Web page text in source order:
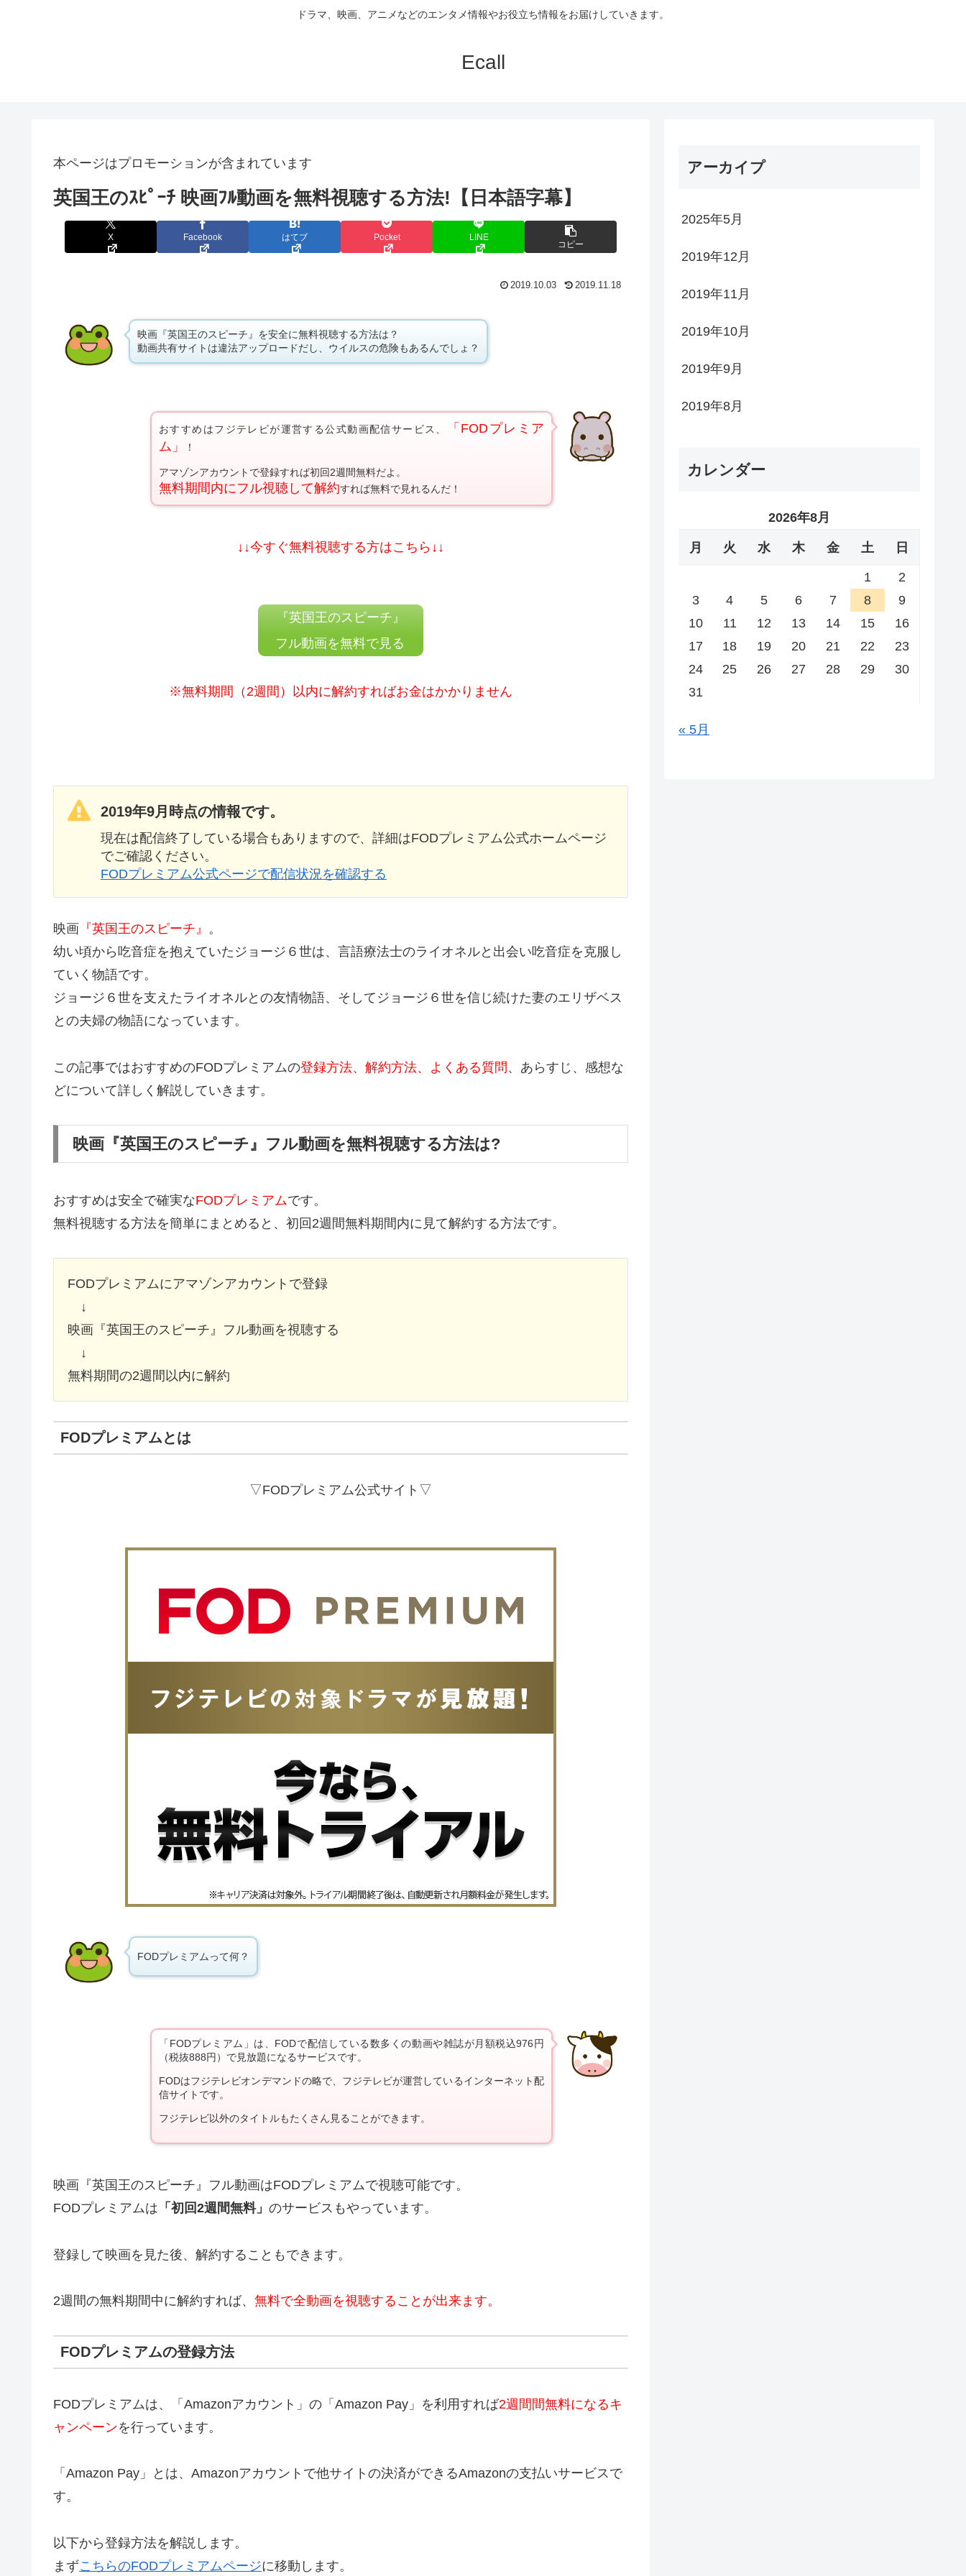
ドラマ、映画、アニメなどのエンタメ情報やお役立ち情報をお届けしていきます。
Ecall
本ページはプロモーションが含まれています
英国王のｽﾋﾟｰﾁ 映画ﾌﾙ動画を無料視聴する方法!【日本語字幕】
X Facebook はてブ Pocket LINE
コピー
2019.10.03 2019.11.18
映画『英国王のスピーチ』を安全に無料視聴する方法は？
動画共有サイトは違法アップロードだし、ウイルスの危険もあるんでしょ？
おすすめはフジテレビが運営する公式動画配信サービス、
「FODプレミア
ム」
！
アマゾンアカウントで登録すれば初回2週間無料だよ。
無料期間内にフル視聴して解約すれば無料で見れるんだ！
↓↓今すぐ無料視聴する方はこちら↓↓
『英国王のスピーチ』
フル動画を無料で見る
※無料期間（2週間）以内に解約すればお金はかかりません
2019年9月時点の情報です。
現在は配信終了している場合もありますので、詳細はFODプレミアム公式ホームページ
でご確認ください。
FODプレミアム公式ページで配信状況を確認する
映画 『英国王のスピーチ』 。
幼い頃から吃音症を抱えていたジョージ６世は、言語療法士のライオネルと出会い吃音症を克服し
ていく物語です。
ジョージ６世を支えたライオネルとの友情物語、そしてジョージ６世を信じ続けた妻のエリザベス
との夫婦の物語になっています。
この記事ではおすすめのFODプレミアムの登録方法、解約方法、よくある質問 、あらすじ、感想な
どについて詳しく解説していきます。
映画『英国王のスピーチ』フル動画を無料視聴する方法は?
おすすめは安全で確実なFODプレミアムです。
無料視聴する方法を簡単にまとめると、初回2週間無料期間内に見て解約する方法です。
FODプレミアムにアマゾンアカウントで登録
↓
映画『英国王のスピーチ』フル動画を視聴する
↓
無料期間の2週間以内に解約
FODプレミアムとは
▽FODプレミアム公式サイト▽
FODプレミアムって何？
「FODプレミアム」は、FODで配信している数多くの動画や雑誌が月額税込976円
（税抜888円）で見放題になるサービスです。
FODはフジテレビオンデマンドの略で、フジテレビが運営しているインターネット配
信サイトです。
フジテレビ以外のタイトルもたくさん見ることができます。
映画『英国王のスピーチ』フル動画はFODプレミアムで視聴可能です。
FODプレミアムは 「初回2週間無料」 のサービスもやっています。
登録して映画を見た後、解約することもできます。
2週間の無料期間中に解約すれば、 無料で全動画を視聴することが出来ます。
FODプレミアムの登録方法
FODプレミアムは、「Amazonアカウント」の「Amazon Pay」を利用すれば2週間間無料になるキ
ャンペーンを行っています。
「Amazon Pay」とは、Amazonアカウントで他サイトの決済ができるAmazonの支払いサービスで
す。
以下から登録方法を解説します。
まずこちらのFODプレミアムページに移動します。
アーカイプ
2025年5月
2019年12月
2019年11月
2019年10月
2019年9月
2019年8月
カレンダー
2026年8月
月 火 水 木 金 土 日
1
2
3
4 5 6 7 8
9
10
11 12 13 14 15
16
17
18 19 20 21 22
23
24
25 26 27 28 29
30
31
« 5月